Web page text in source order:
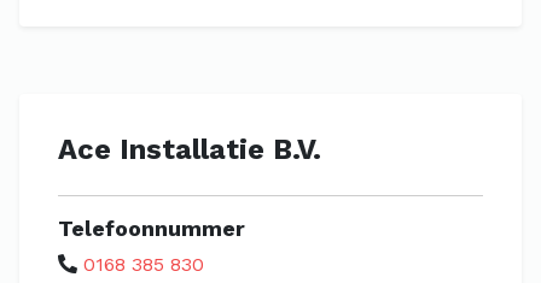
Ace Installatie B.V.
Telefoonnummer
0168 385 830